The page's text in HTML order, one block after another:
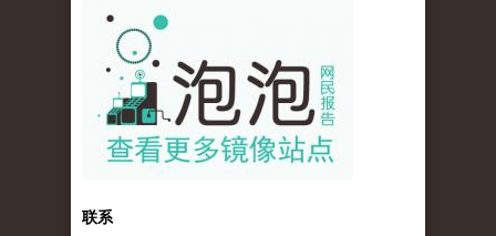
pao-pao-banner-mirror-site-120814.jpg
联系